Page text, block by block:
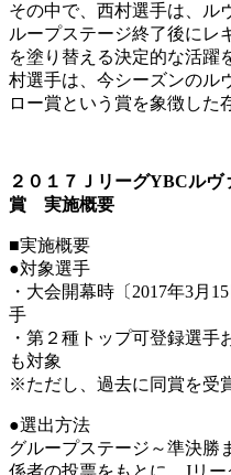
その中で、西村選手は、ル
ループステージ終了後にレ
を塗り替える決定的な活躍
村選手は、今シーズンのル
ロー賞という賞を象徴した
２０１７ＪリーグYBCル
賞 実施概要
■実施概要
●対象選手
・大会開幕時〔2017年3月
手
・第２種トップ可登録選手
も対象
※ただし、過去に同賞を受
●選出方法
グループステージ～準決勝